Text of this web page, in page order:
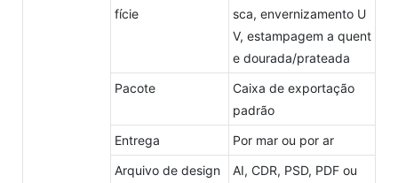
fície
sca, envernizamento U
V, estampagem a quent
e dourada/prateada
Pacote
Caixa de exportação
padrão
Entrega
Por mar ou por ar
Arquivo de design
AI, CDR, PSD, PDF ou